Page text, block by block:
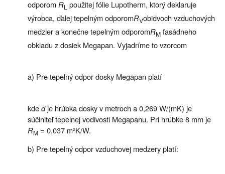
odporom RL použitej fólie Lupotherm, ktorý deklaruje
výrobca, ďalej tepelným odporomRVobidvoch vzduchových
medzier a konečne tepelným odporomRM fasádneho
obkladu z dosiek Megapan. Vyjadríme to vzorcom
a) Pre tepelný odpor dosky Megapan platí
kdedje hrúbka dosky v metroch a 0,269 W/(mK) je
súčiniteľ tepelnej vodivosti Megapanu. Pri hrúbke 8 mm je
RM = 0,037 m²K/W.
b) Pre tepelný odpor vzduchovej medzery platí: